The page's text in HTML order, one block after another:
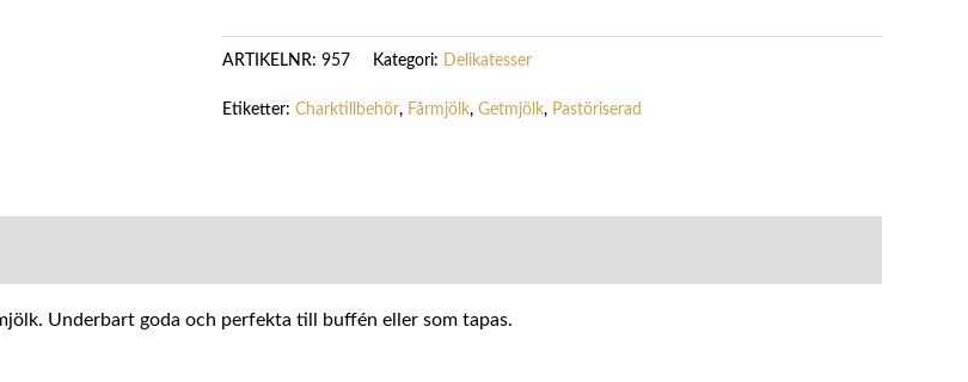
ARTIKELNR: 957 Kategori: Delikatesser
Etiketter: Charktillbehör, Fårmjölk, Getmjölk, Pastöriserad
Underbart goda och perfekta till buffén eller som tapas.